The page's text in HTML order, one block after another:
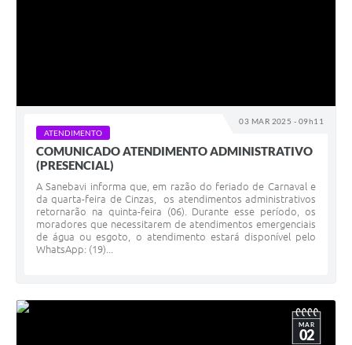
03 MAR 2025 - 09h11
ATENDIMENTO
COMUNICADO ATENDIMENTO ADMINISTRATIVO
(PRESENCIAL)
A Sanebavi informa que, em razão do feriado de Carnaval e
da quarta-feira de Cinzas, os atendimentos administrativos
retornarão na quinta-feira (06). Durante esse período, os
moradores que necessitarem de atendimentos emergenciais
de água ou esgoto, o atendimento estará disponível pelo
WhatsApp: (19)...
MAR
02